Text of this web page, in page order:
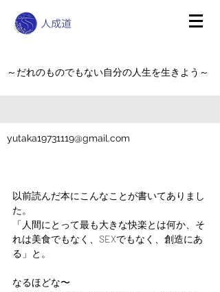
～だれのものでもない自分の人生を生きよう～
yutaka19731119@gmail.com
以前読んだ本にこんなことが書いてありまし
た。
「人間にとって最も大きな快楽とは何か、そ
れは美食でもなく、SEXでもなく、創造にあ
る」と。
なるほどな〜